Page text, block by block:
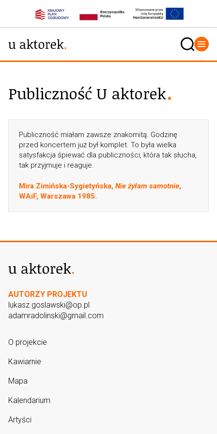
Publiczność U aktorek
Publiczność miałam zawsze znakomitą. Godzinę
przed koncertem już był komplet. To była wielka
satysfakcja śpiewać dla publiczności, która tak słucha,
tak przyjmuje i reaguje.
Mira Zimińska-Sygietyńska,Nie żyłam samotnie,
WAiF, Warszawa 1985.
AUTORZY PROJEKTU
lukasz.goslawski@op.pl
adamradolinski@gmail.com
O projekcie
Kawiarnie
Mapa
Kalendarium
Artyści